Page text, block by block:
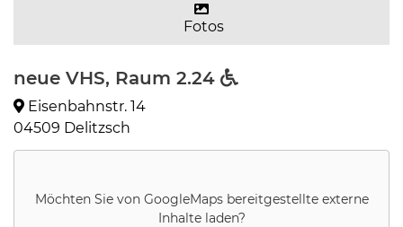
Fotos
neue VHS, Raum 2.24
Eisenbahnstr. 14
04509 Delitzsch
Möchten Sie von GoogleMapsbereitgestellte externe
Inhalte laden?